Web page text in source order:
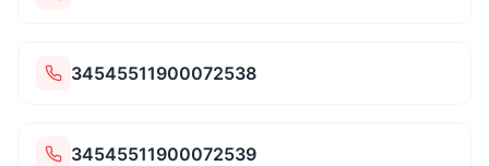
34545511900072538
34545511900072539